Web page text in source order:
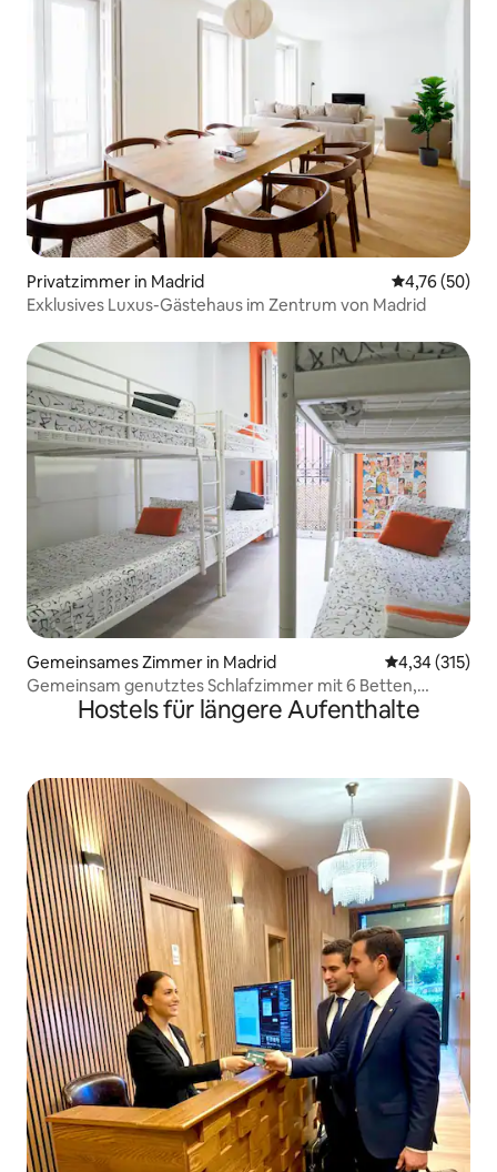
Privatzimmer in Madrid
4,76 (50)
Exklusives Luxus-Gästehaus im Zentrum von Madrid
Gemeinsames Zimmer in Madrid
4,34 (315)
Gemeinsam genutztes Schlafzimmer mit 6 Betten,
gemischtHostels für längere Aufenthalte